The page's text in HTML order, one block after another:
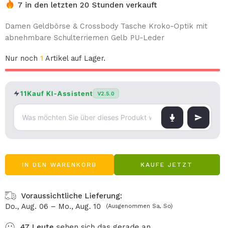
7 in den letzten 20 Stunden verkauft
Damen Geldbörse & Crossbody Tasche Kroko-Optik mit
abnehmbare Schulterriemen Gelb PU-Leder
Nur noch 1 Artikel auf Lager.
11Kauf KI-Assistent V2.5.0
IN DEN WARENKORB KAUFE JETZT
Voraussichtliche Lieferung:
Do., Aug. 06 – Mo., Aug. 10
(Ausgenommen Sa, So)